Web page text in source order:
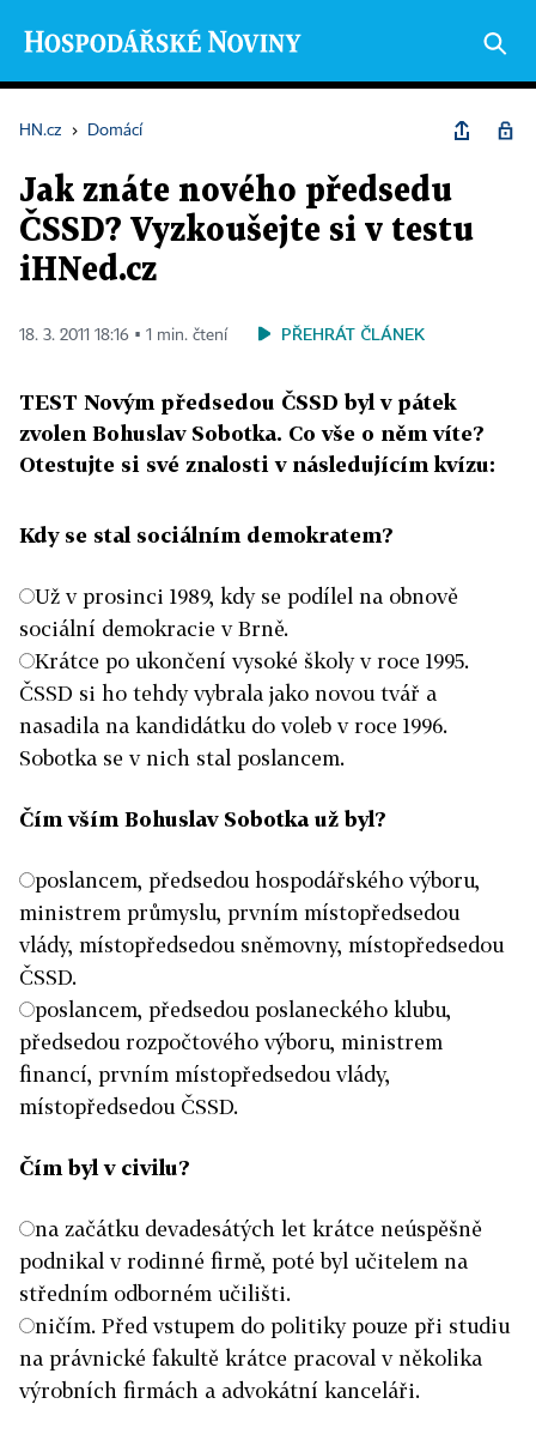
HN.cz › Domácí
Jak znáte nového předsedu
ČSSD? Vyzkoušejte si v testu
iHNed.cz
18. 3. 2011 18:16 ▪ 1 min. čtení PŘEHRÁT ČLÁNEK
TEST Novým předsedou ČSSD byl v pátek
zvolen Bohuslav Sobotka. Co vše o něm víte?
Otestujte si své znalosti v následujícím kvízu:
Kdy se stal sociálním demokratem?
Už v prosinci 1989, kdy se podílel na obnově
sociální demokracie v Brně.
Krátce po ukončení vysoké školy v roce 1995.
ČSSD si ho tehdy vybrala jako novou tvář a
nasadila na kandidátku do voleb v roce 1996.
Sobotka se v nich stal poslancem.
Čím vším Bohuslav Sobotka už byl?
poslancem, předsedou hospodářského výboru,
ministrem průmyslu, prvním místopředsedou
vlády, místopředsedou sněmovny, místopředsedou
ČSSD.
poslancem, předsedou poslaneckého klubu,
předsedou rozpočtového výboru, ministrem
financí, prvním místopředsedou vlády,
místopředsedou ČSSD.
Čím byl v civilu?
na začátku devadesátých let krátce neúspěšně
podnikal v rodinné firmě, poté byl učitelem na
středním odborném učilišti.
ničím. Před vstupem do politiky pouze při studiu
na právnické fakultě krátce pracoval v několika
výrobních firmách a advokátní kanceláři.